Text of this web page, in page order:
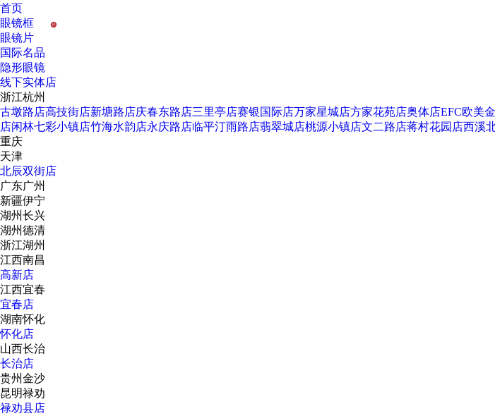
首页
H
眼镜框
眼镜片
国际名品
隐形眼镜
线下实体店
浙江杭州
古墩路店高技街店新塘路店庆春东路店三里亭店赛银国际店万家星城店方家花苑店奥体店EFC欧美
店闲林七彩小镇店竹海水韵店永庆路店临平汀雨路店翡翠城店桃源小镇店文二路店蒋村花园店西溪
重庆
天津
北辰双街店
广东广州
新疆伊宁
湖州长兴
湖州德清
浙江湖州
江西南昌
高新店
江西宜春
宜春店
湖南怀化
怀化店
山西长治
长治店
贵州金沙
昆明禄劝
禄劝县店